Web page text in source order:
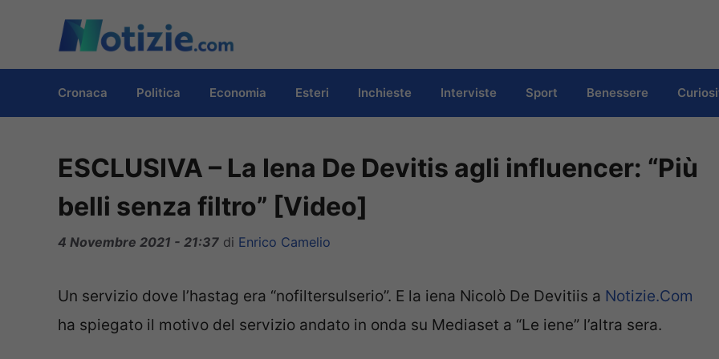
contenuto
Cronaca Politica Economia Esteri Inchieste Interviste Sport Benessere
ESCLUSIVA – La Iena De Devitis agli influencer: “Più
belli senza filtro” [Video]
4 Novembre 2021 - 21:37 di Enrico Camelio
Un servizio dove l’hastag era “nofiltersulserio”. E la iena Nicolò De Devitiis a Notizie.Com
ha spiegato il motivo del servizio andato in onda su Mediaset a “Le iene” l’altra sera.